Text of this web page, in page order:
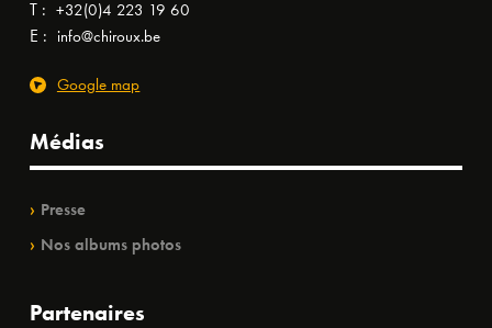
T : +32(0)4 223 19 60
E : info@chiroux.be
Google map
Médias
Presse
Nos albums photos
Partenaires